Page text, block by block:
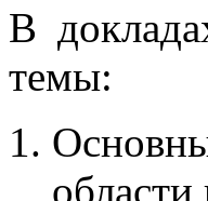
В
темы: